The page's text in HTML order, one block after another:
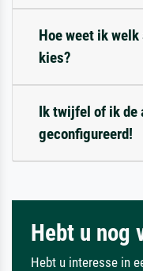
Hoe weet ik
kies?
Ik twijfel of ik de
geconfigureerd!
Hebt u nog
Hebt u interesse in